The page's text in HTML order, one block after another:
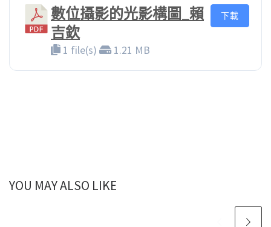
數位攝影的光影構圖_賴
吉欽
1 file(s) 1.21 MB
下載
YOU MAY ALSO LIKE